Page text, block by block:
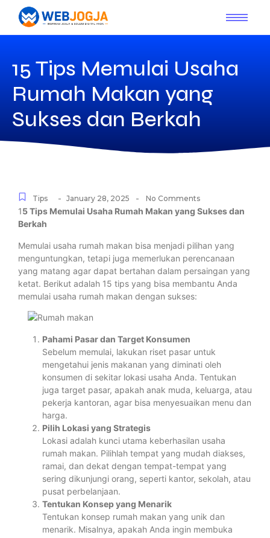
15 Tips Memulai Usaha
Rumah Makan yang
Sukses dan Berkah
Tips - January 28, 2025 - No Comments
15 Tips Memulai Usaha Rumah Makan yang Sukses dan
Berkah
Memulai usaha rumah makan bisa menjadi pilihan yang
menguntungkan, tetapi juga memerlukan perencanaan
yang matang agar dapat bertahan dalam persaingan yang
ketat. Berikut adalah 15 tips yang bisa membantu Anda
memulai usaha rumah makan dengan sukses:
Pahami Pasar dan Target Konsumen
Sebelum memulai, lakukan riset pasar untuk
mengetahui jenis makanan yang diminati oleh
konsumen di sekitar lokasi usaha Anda. Tentukan
juga target pasar, apakah anak muda, keluarga, atau
pekerja kantoran, agar bisa menyesuaikan menu dan
harga.
Pilih Lokasi yang Strategis
Lokasi adalah kunci utama keberhasilan usaha
rumah makan. Pilihlah tempat yang mudah diakses,
ramai, dan dekat dengan tempat-tempat yang
sering dikunjungi orang, seperti kantor, sekolah, atau
pusat perbelanjaan.
Tentukan Konsep yang Menarik
Tentukan konsep rumah makan yang unik dan
menarik. Misalnya, apakah Anda ingin membuka